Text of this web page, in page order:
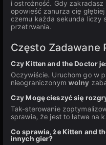
i ostrożność. Gdy
opowieść zanurza cię
czemu każda sekunda liczy
przetrwania.
Często Zadawane
Czy Kitten and the Doctor
Oczywiście. Uruchom go w
nieograniczonym wolny
Czy Mogę cieszyć się
Tak-sterowanie
sprawia, że jest to łatwe na
Co sprawia, że Kitten and
innych gier?